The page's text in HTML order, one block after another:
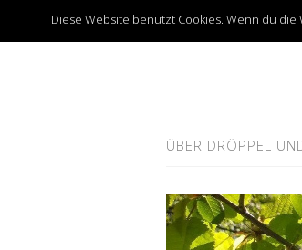
ÜBER DRÖPPEL
Diese Website benutzt Cookies. Wenn du